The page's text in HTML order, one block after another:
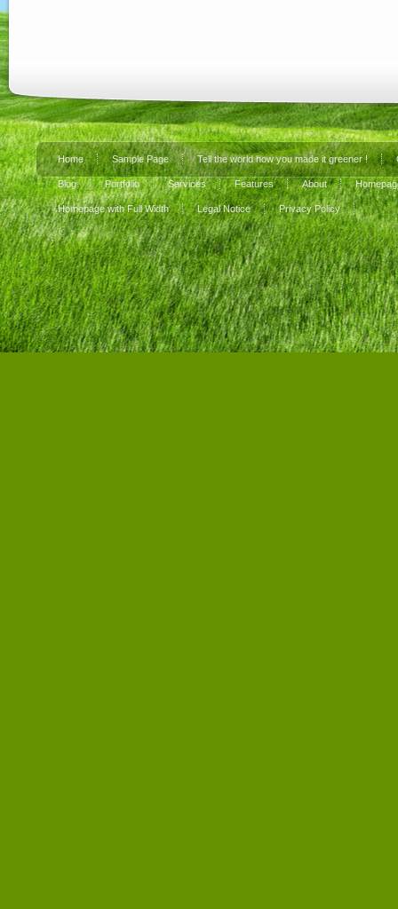
Home Sample Page Tell the world how you made it greener !
Blog Portfolio Services Features About
Homepage with Full Width Legal Notice Privacy Policy